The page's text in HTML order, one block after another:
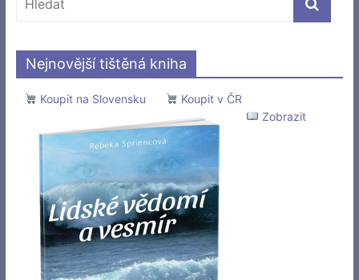
Nejnovější tištěná kniha
Koupit na Slovensku
Koupit v ČR
Zobrazit